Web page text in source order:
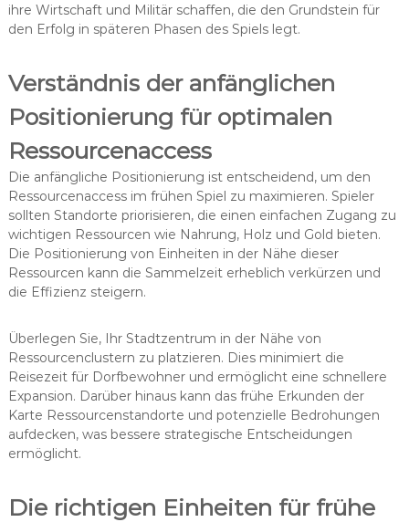
ihre Wirtschaft und Militär schaffen, die den Grundstein für
den Erfolg in späteren Phasen des Spiels legt.
Verständnis der anfänglichen
Positionierung für optimalen
Ressourcenaccess
Die anfängliche Positionierung ist entscheidend, um den
Ressourcenaccess im frühen Spiel zu maximieren. Spieler
sollten Standorte priorisieren, die einen einfachen Zugang zu
wichtigen Ressourcen wie Nahrung, Holz und Gold bieten.
Die Positionierung von Einheiten in der Nähe dieser
Ressourcen kann die Sammelzeit erheblich verkürzen und
die Effizienz steigern.
Überlegen Sie, Ihr Stadtzentrum in der Nähe von
Ressourcenclustern zu platzieren. Dies minimiert die
Reisezeit für Dorfbewohner und ermöglicht eine schnellere
Expansion. Darüber hinaus kann das frühe Erkunden der
Karte Ressourcenstandorte und potenzielle Bedrohungen
aufdecken, was bessere strategische Entscheidungen
ermöglicht.
Die richtigen Einheiten für frühe